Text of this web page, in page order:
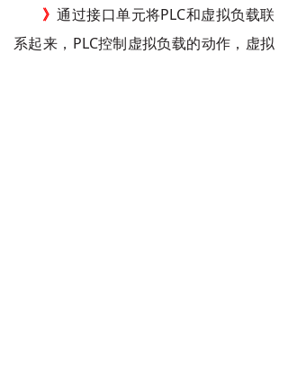
》通过接口单元将PLC和虚拟负载联
系起来，PLC控制虚拟负载的动作，虚拟